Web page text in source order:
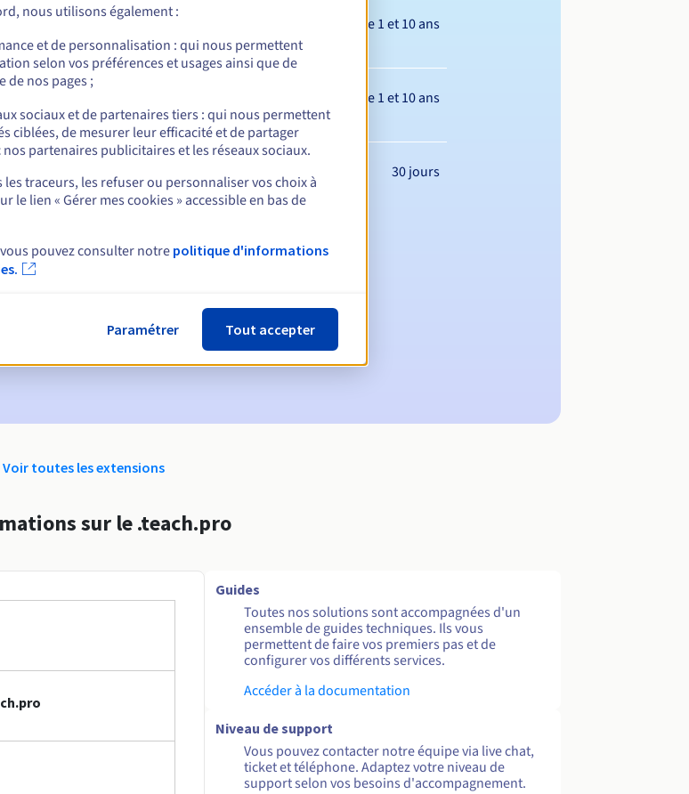
Entre 1 et 10 ans
Entre 1 et 10 ans
30 jours
avant la date d'échéance
de la suspension du nom de domaine
notification de la suppression du nom de domaine
Voir toutes les extensions
sur le .teach.pro
Guides
Toutes nos solutions sont accompagnées d'un
ensemble de guides techniques. Ils vous
permettent de faire vos premiers pas et de
configurer vos différents services.
Accéder à la documentation
Niveau de support
Vous pouvez contacter notre équipe via live chat,
ticket et téléphone. Adaptez votre niveau de
support selon vos besoins d'accompagnement.
nous utilisons également :
et de personnalisation : qui nous permettent
selon vos préférences et usages ainsi que de
de nos pages ;
sociaux et de partenaires tiers : qui nous permettent
ciblées, de mesurer leur efficacité et de partager
partenaires publicitaires et les réseaux sociaux.
traceurs, les refuser ou personnaliser vos choix à
le lien « Gérer mes cookies » accessible en bas de
pouvez consulter notre politique d'informations
Paramétrer Tout accepter